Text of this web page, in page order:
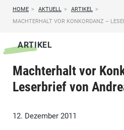
HOME > AKTUELL > ARTIKEL >
MACHTERHALT VOR KONKORDANZ –
ARTIKEL
Machterhalt vor
Leserbrief von
12. Dezember 2011